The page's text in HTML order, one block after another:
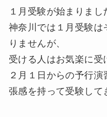
１月受験が始まりまし
神奈川では１月受験
りませんが、
受ける人はお気楽に受
２月１日からの予行
張感を持って受験して